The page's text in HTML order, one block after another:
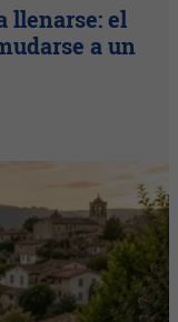
llenarse: el
a un